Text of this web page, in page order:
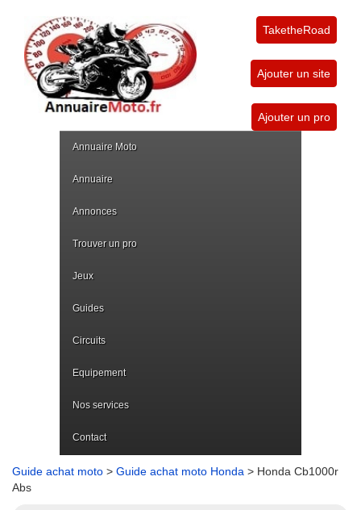
TaketheRoad
Ajouter un site
Ajouter un pro
Annuaire Moto
Annuaire
Annonces
Trouver un pro
Jeux
Guides
Circuits
Equipement
Nos services
Contact
Guide achat moto > Guide achat moto Honda > Honda Cb1000r
Abs